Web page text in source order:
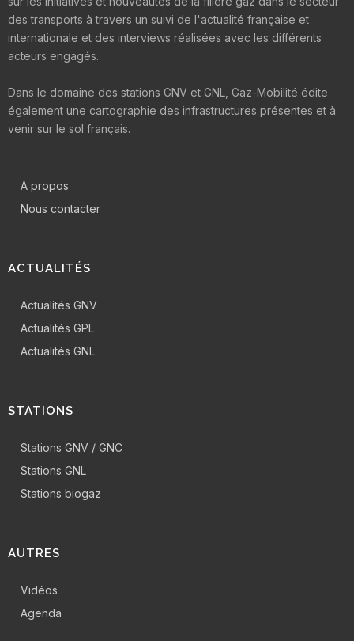
des transports à travers un suivi de l'actualité française et
internationale et des interviews réalisées avec les différents
acteurs engagés.
Dans le domaine des stations GNV et GNL, Gaz-Mobilité édite
également une cartographie des infrastructures présentes et à
venir sur le sol français.
A propos
Nous contacter
ACTUALITÉS
Actualités GNV
Actualités GPL
Actualités GNL
STATIONS
Stations GNV / GNC
Stations GNL
Stations biogaz
AUTRES
Vidéos
Agenda